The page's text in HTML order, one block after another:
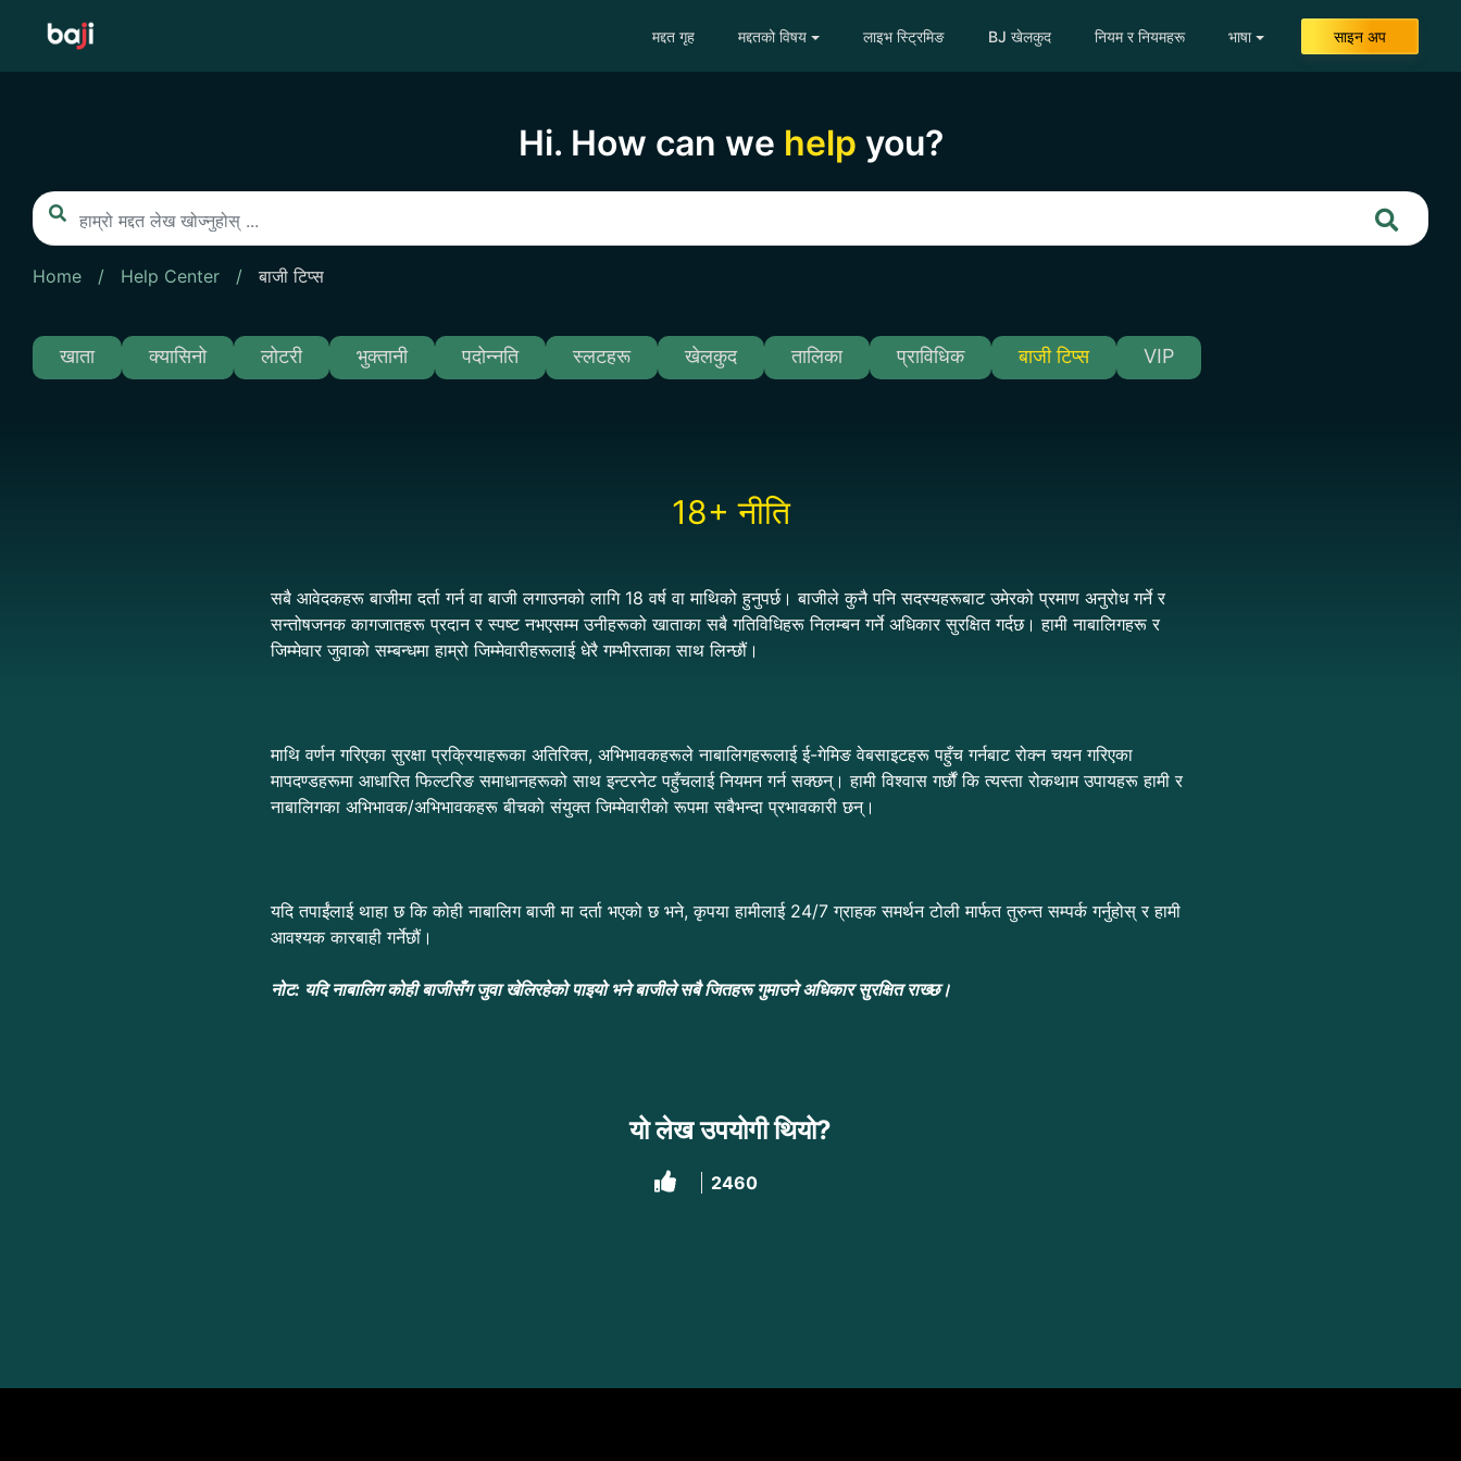
मद्दत गृह मद्दतको विषय लाइभ स्ट्रिमिङ BJ खेलकुद नियम र नियमहरू भाषा साइन अप
Hi. How can we help you?
Home / Help Center / बाजी टिप्स
खाता क्यासिनो लोटरी भुक्तानी पदोन्नति स्लटहरू खेलकुद तालिका प्राविधिक बाजी टिप्स VIP
18+ नीति
सबै आवेदकहरू बाजीमा दर्ता गर्न वा बाजी लगाउनको लागि 18 वर्ष वा माथिको हुनुपर्छ। बाजीले कुनै पनि सदस्यहरूबाट उमेरको प्रमाण अनुरोध गर्ने र
सन्तोषजनक कागजातहरू प्रदान र स्पष्ट नभएसम्म उनीहरूको खाताका सबै गतिविधिहरू निलम्बन गर्ने अधिकार सुरक्षित गर्दछ। हामी नाबालिगहरू र
जिम्मेवार जुवाको सम्बन्धमा हाम्रो जिम्मेवारीहरूलाई धेरै गम्भीरताका साथ लिन्छौं।
माथि वर्णन गरिएका सुरक्षा प्रक्रियाहरूका अतिरिक्त, अभिभावकहरूले नाबालिगहरूलाई ई-गेमिङ वेबसाइटहरू पहुँच गर्नबाट रोक्न चयन गरिएका
मापदण्डहरूमा आधारित फिल्टरिङ समाधानहरूको साथ इन्टरनेट पहुँचलाई नियमन गर्न सक्छन्। हामी विश्वास गर्छौं कि त्यस्ता रोकथाम उपायहरू हामी र
नाबालिगका अभिभावक/अभिभावकहरू बीचको संयुक्त जिम्मेवारीको रूपमा सबैभन्दा प्रभावकारी छन्।
यदि तपाईंलाई थाहा छ कि कोही नाबालिग बाजी मा दर्ता भएको छ भने, कृपया हामीलाई 24/7 ग्राहक समर्थन टोली मार्फत तुरुन्त सम्पर्क गर्नुहोस् र हामी
आवश्यक कारबाही गर्नेछौं।
नोट: यदि नाबालिग कोही बाजीसँग जुवा खेलिरहेको पाइयो भने बाजीले सबै जितहरू गुमाउने अधिकार सुरक्षित राख्छ।
यो लेख उपयोगी थियो?
2460